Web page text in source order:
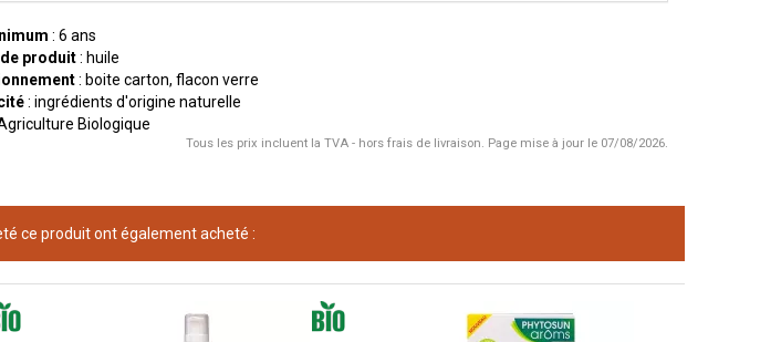
: 6 ans
produit: huile
: boite carton, flacon verre
: ingrédients d'origine naturelle
Biologique
Tous les prix incluent la TVA - hors frais de livraison. Page mise à jour le 07/08/2026.
ce produit ont également acheté :